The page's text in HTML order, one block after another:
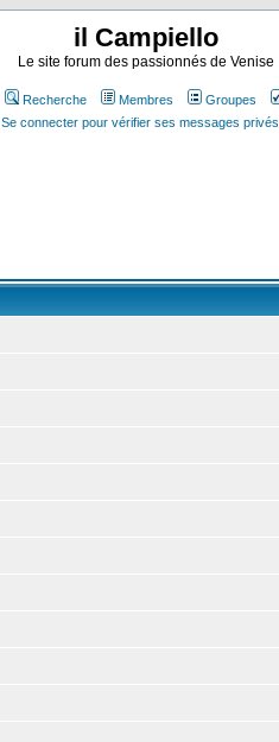
il Campiello
Le site forum des passionnés de Venise
Recherche Membres Groupes
Se connecter pour vérifier ses messages privés